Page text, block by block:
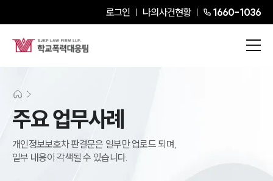
로그인 나의사건현황 1660-1036
주요 업무사례
개인정보보호차 판결문은 일부만 업로드 되며,
일부 내용이 각색될 수 있습니다.